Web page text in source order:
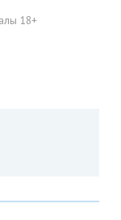
18+